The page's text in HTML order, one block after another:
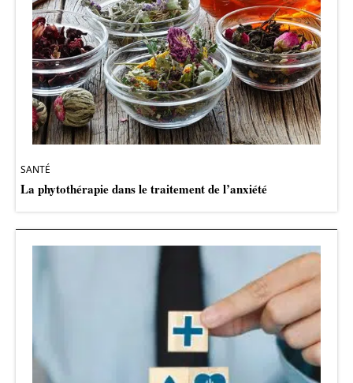
SANTÉ
La phytothérapie dans le traitement de l’anxiété